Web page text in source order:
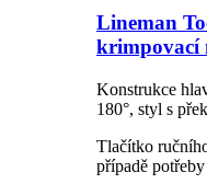
Lineman
krimpovací
Konstrukce
180°, styl s
Tlačítko
případě potřeby